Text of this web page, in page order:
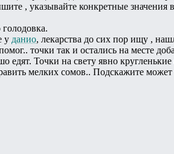
, указывайте конкретные значения
у данио, лекарства до сих пор ищу ,
точки так и остались на месте
Точки на свету явно
мелких сомов.. Подскажите может